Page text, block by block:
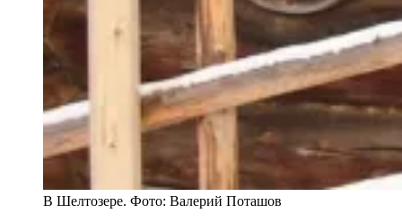
В Шелтозере. Фото: Валерий Поташов